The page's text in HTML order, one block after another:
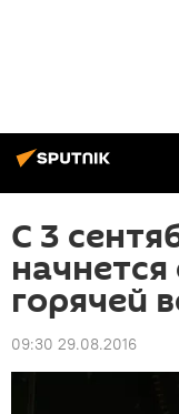
С 3
горячей
09:30 29.08.2016